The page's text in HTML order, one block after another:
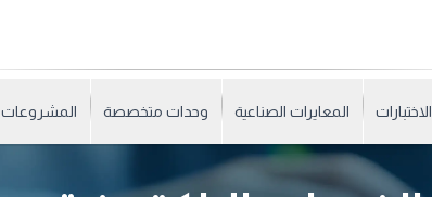
الاختبارات المعايرات الصناعية وحدات متخصصة المشروعات